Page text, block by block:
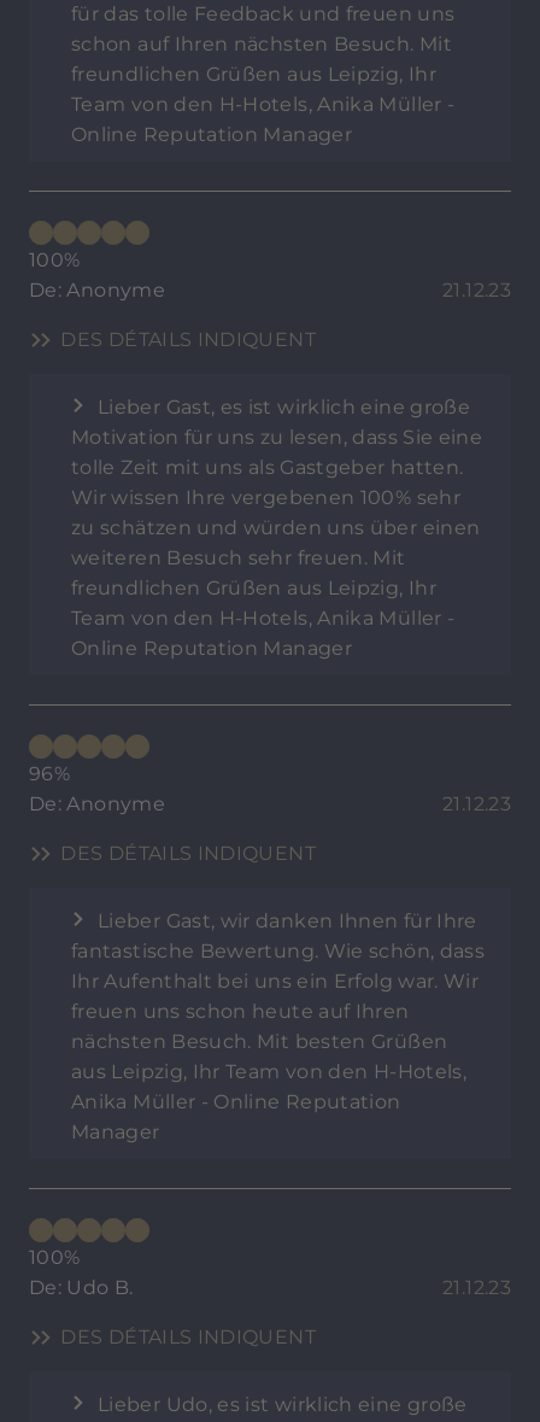
für das tolle Feedback und freuen uns
schon auf Ihren nächsten Besuch. Mit
freundlichen Grüßen aus Leipzig, Ihr
Team von den H-Hotels, Anika Müller -
Online Reputation Manager
100%
De: Anonyme
21.12.23
DES DÉTAILS INDIQUENT
Lieber Gast, es ist wirklich eine große
Motivation für uns zu lesen, dass Sie eine
tolle Zeit mit uns als Gastgeber hatten.
Wir wissen Ihre vergebenen 100% sehr
zu schätzen und würden uns über einen
weiteren Besuch sehr freuen. Mit
freundlichen Grüßen aus Leipzig, Ihr
Team von den H-Hotels, Anika Müller -
Online Reputation Manager
96%
De: Anonyme
21.12.23
DES DÉTAILS INDIQUENT
Lieber Gast, wir danken Ihnen für Ihre
fantastische Bewertung. Wie schön, dass
Ihr Aufenthalt bei uns ein Erfolg war. Wir
freuen uns schon heute auf Ihren
nächsten Besuch. Mit besten Grüßen
aus Leipzig, Ihr Team von den H-Hotels,
Anika Müller - Online Reputation
Manager
100%
De: Udo B.
21.12.23
DES DÉTAILS INDIQUENT
Lieber Udo, es ist wirklich eine große